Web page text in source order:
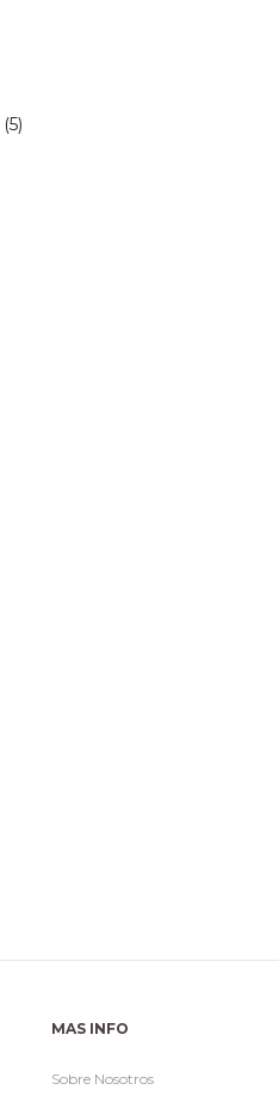
(5)
MAS INFO
Sobre Nosotros